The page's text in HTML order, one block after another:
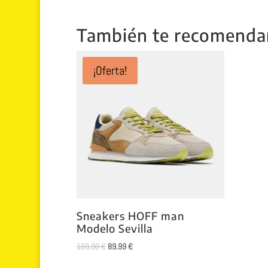
También te
¡Oferta!
Sneakers HOFF man
Modelo Sevilla
109.90€ El
89.99€El